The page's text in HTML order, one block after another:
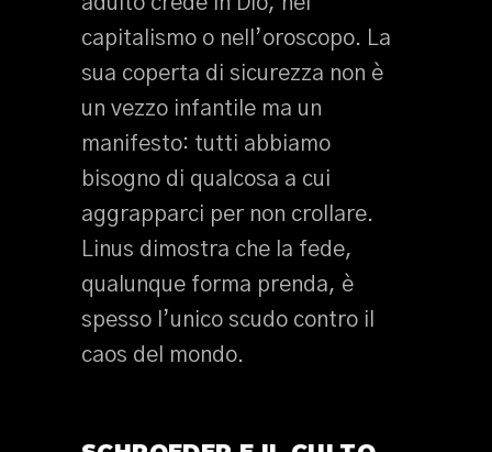
capitalismo o nell’oroscopo. La
sua coperta di sicurezza non è
un vezzo infantile ma un
manifesto: tutti abbiamo
bisogno di qualcosa a cui
aggrapparci per non crollare.
Linus dimostra che la fede,
qualunque forma prenda, è
spesso l’unico scudo contro il
caos del mondo.